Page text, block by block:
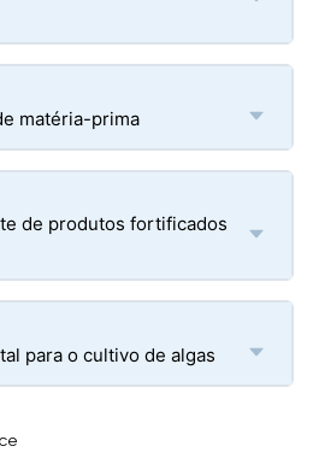
matéria-prima
de produtos fortificados
para o cultivo de algas